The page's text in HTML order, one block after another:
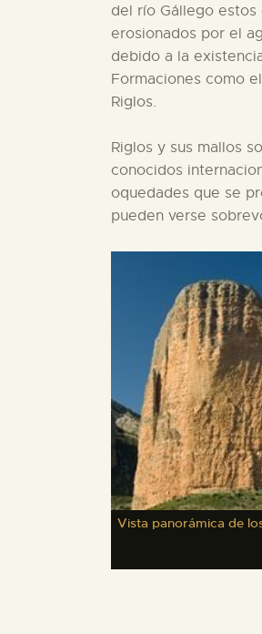
del río Gállego
erosionados por el
debido a la
Formaciones como
Riglos.
Riglos y sus mallos
conocidos
oquedades que se
pueden verse
Vista panorámica de